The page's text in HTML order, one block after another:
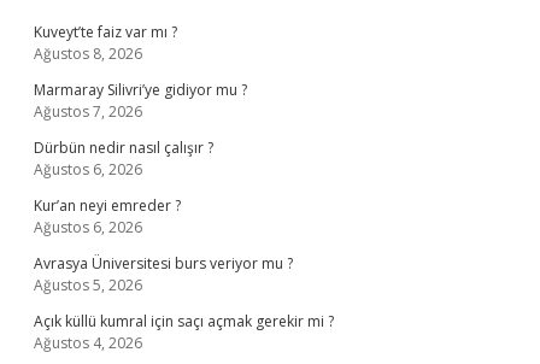
Kuveyt’te faiz var mı ?
Ağustos 8, 2026
Marmaray Silivri’ye gidiyor mu ?
Ağustos 7, 2026
Dürbün nedir nasıl çalışır ?
Ağustos 6, 2026
Kur’an neyi emreder ?
Ağustos 6, 2026
Avrasya Üniversitesi burs veriyor mu ?
Ağustos 5, 2026
Açık küllü kumral için saçı açmak gerekir mi ?
Ağustos 4, 2026